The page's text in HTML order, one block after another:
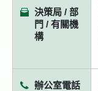
決策局 / 部
門 / 有關機
構
辦公室電話